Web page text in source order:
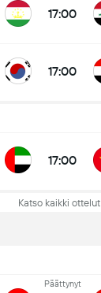
17:00
17:00
17:00
Katso kaikki ottelut
Päättynyt